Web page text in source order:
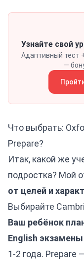
Узнайте свой
Адаптивный тест
—
Что выбрать:
Prepare?
Итак, какой же
подростка? Мой
от целей и
Выбирайте
Ваш ребёнок
English экзамены
1-2 года. Prepare